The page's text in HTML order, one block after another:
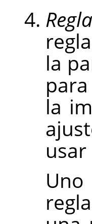
la
la